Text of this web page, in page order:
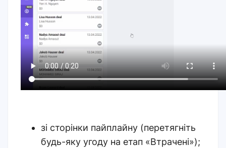
зі сторінки пайплайну (перетягніть
будь-яку угоду на етап «Втрачені»);